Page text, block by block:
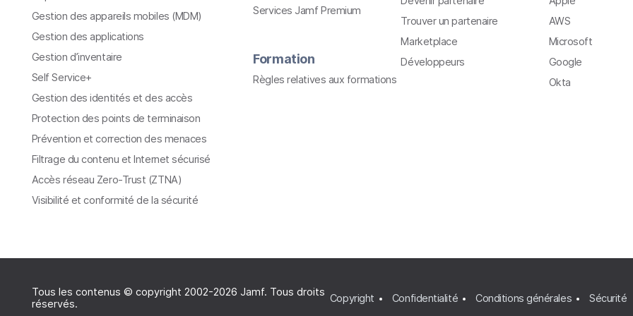
Gestion des appareils mobiles (MDM)
Gestion des applications
Gestion d’inventaire
Self Service+
Gestion des identités et des accès
Protection des points de terminaison
Prévention et correction des menaces
Filtrage du contenu et Internet sécurisé
Accès réseau Zero-Trust (ZTNA)
Visibilité et conformité de la sécurité
Services Jamf Premium
Formation
Règles relatives aux formations
Trouver un partenaire
Marketplace
Développeurs
AWS
Microsoft
Google
Okta
Tous les contenus © copyright 2002-2026 Jamf. Tous droits
réservés.
Copyright Confidentialité Conditions générales Sécurité